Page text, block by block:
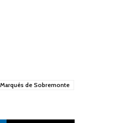
de Sobremonte